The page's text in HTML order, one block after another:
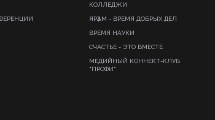
КОЛЛЕДЖИ
ЯРҘАМ - ВРЕМЯ ДОБРЫХ ДЕЛ
ВРЕМЯ НАУКИ
СЧАСТЬЕ - ЭТО ВМЕСТЕ
МЕДИЙНЫЙ КОННЕКТ-КЛУБ
"ПРОФИ"